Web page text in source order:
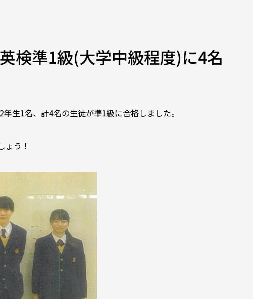
準1級(大学中級程度)に4名
生1名、計4名の生徒が準1級に合格しました。
う！